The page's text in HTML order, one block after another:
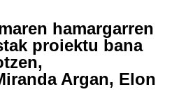
hamargarren
proiektu bana
Argan, Elon